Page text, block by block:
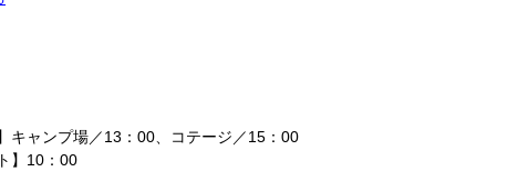
キャンプ場／13：00、コテージ／15：00
】10：00